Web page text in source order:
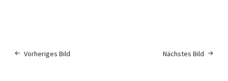
Nächstes Bild
Vorheriges Bild